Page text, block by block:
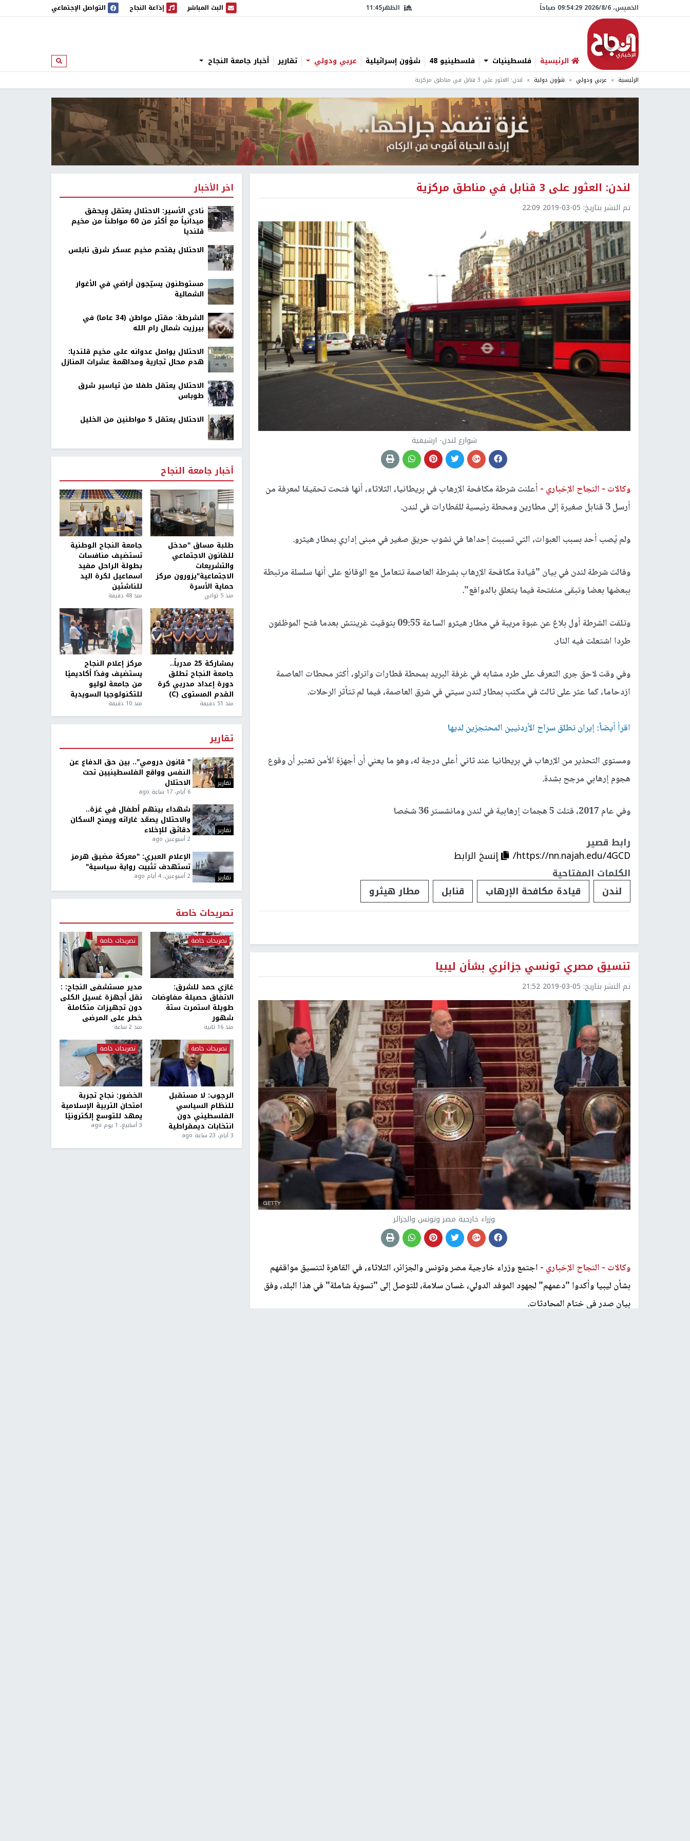
الخميس، 6/‏8/‏2026 09:54:30 صباحاً الظهر11:45 البث المباشر
البث المباشر إذاعة النجاح
إذاعة النجاح التواصل الإجتماعي
الرئيسية فلسطينيات فلسطينيو 48 شؤون إسرائيلية عربي ودولي تقارير أخبار جامعة النجاح ابحث
الرئيسية عربي ودولي شؤون دولية لندن: العثور على 3 قنابل في مناطق مركزية
لندن: العثور على 3 قنابل في مناطق مركزية
تم النشر بتاريخ: 2019-03-05 22:09
شوارع لندن- ارشيفية
وكالات - النجاح الإخباري - أعلنت شرطة مكافحة الإرهاب في بريطانيا، الثلاثاء، أنها فتحت تحقيقا لمعرفة من
أرسل 3 قنابل صغيرة إلى مطارين ومحطة رئيسية للقطارات في لندن.
ولم يُصب أحد بسبب العبوات، التي تسببت إحداها في نشوب حريق صغير في مبنى إداري بمطار هيثرو.
وقالت شرطة لندن في بيان "قيادة مكافحة الإرهاب بشرطة العاصمة تتعامل مع الوقائع على أنها سلسلة مرتبطة
ببعضها بعضا وتبقى منفتحة فيما يتعلق بالدوافع".
وتلقت الشرطة أول بلاغ عن عبوة مريبة في مطار هيثرو الساعة 09:55 بتوقيت غرينتش بعدما فتح الموظفون
طردا اشتعلت فيه النار.
وفي وقت لاحق جرى التعرف على طرد مشابه في غرفة البريد بمحطة قطارات واترلو، أكثر محطات العاصمة
ازدحاما، كما عثر على ثالث في مكتب بمطار لندن سيتي في شرق العاصمة، فيما لم تتأثر الرحلات.
اقرأ أيضاً:إيران تطلق سراح الأردنيين المحتجزين لديها
ومستوى التحذير من الإرهاب في بريطانيا عند ثاني أعلى درجة له، وهو ما يعني أن أجهزة الأمن تعتبر أن وقوع
هجوم إرهابي مرجح بشدة.
وفي عام 2017، قتلت 5 هجمات إرهابية في لندن ومانشستر 36 شخصا
رابط قصير
https://nn.najah.edu/4GCD/
إنسخ الرابط
الكلمات المفتاحية
لندن
قيادة مكافحة الإرهاب قنابل مطار هيثرو
تنسيق مصري تونسي جزائري بشأن ليبيا
تم النشر بتاريخ: 2019-03-05 21:52
وزراء خارجية مصر وتونس والجزائر
وكالات - النجاح الإخباري - اجتمع وزراء خارجية مصر وتونس والجزائر، الثلاثاء، في القاهرة لتنسيق مواقفهم
بشأن ليبيا وأكدوا "دعمهم" لجهود الموفد الدولي، غسان سلامة، للتوصل إلى "تسوية شاملة" في هذا البلد، وفق
بيان صدر في ختام المحادثات.
اخر الأخبار
نادي الأسير: الاحتلال يعتقل ويحقق
ميدانياً مع أكثر من 60 مواطناً من مخيم
قلنديا
الاحتلال يقتحم مخيم عسكر شرق نابلس
مستوطنون يسيّجون أراضي في الأغوار
الشمالية
الشرطة: مقتل مواطن (34 عاما) في
بيرزيت شمال رام الله
الاحتلال يواصل عدوانه على مخيم قلنديا:
هدم محال تجارية ومداهمة عشرات المنازل
الاحتلال يعتقل طفلا من تياسير شرق
طوباس
الاحتلال يعتقل 5 مواطنين من الخليل
أخبار جامعة النجاح
طلبة مساق "مدخل
للقانون الاجتماعي
والتشريعات
الاجتماعية"يزورون مركز
حماية الأسرة
منذ 5 ثواني
جامعة النجاح الوطنية
تستضيف منافسات
بطولة الراحل مفيد
اسماعيل لكرة اليد
للناشئين
منذ 48 دقيقة
بمشاركة 25 مدرباً..
جامعة النجاح تطلق
دورة إعداد مدربي كرة
القدم المستوى (C)
منذ 51 دقيقة
مركز إعلام النجاح
يستضيف وفدًا أكاديميًا
من جامعة لوليو
للتكنولوجيا السويدية
منذ 10 دقيقة
تقارير
تقارير
" قانون درومي".. بين حق الدفاع عن
النفس وواقع الفلسطينيين تحت
الاحتلال
6 أيام، 17 ساعة ago
تقارير
شهداء بينهم أطفال في غزة..
والاحتلال يصعّد غاراته ويمنح السكان
دقائق للإخلاء
2 أسبوعين ago
تقارير
الإعلام العبري: "معركة مضيق هرمز
تستهدف تثبيت رواية سياسية"
2 أسبوعين، 4 أيام ago
تصريحات خاصة
تصريحات خاصة
غازي حمد للشرق:
الاتفاق حصيلة مفاوضات
طويلة استمرت ستة
شهور
منذ 16 ثانية
تصريحات خاصة
مدير مستشفى النجاح: :
نقل أجهزة غسيل الكلى
دون تجهيزات متكاملة
خطر على المرضى
منذ 2 ساعة
تصريحات خاصة
الرجوب: لا مستقبل
للنظام السياسي
الفلسطيني دون
انتخابات ديمقراطية
3 أيام، 23 ساعة ago
تصريحات خاصة
الخضور: نجاح تجربة
امتحان التربية الإسلامية
يمهد للتوسع إلكترونيًا
3 أسابيع، 1 يوم ago